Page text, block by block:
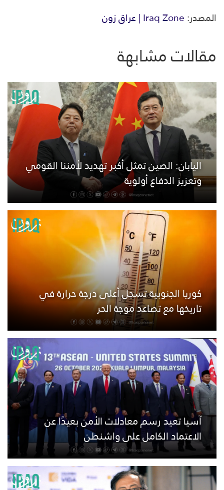
المصدر:Iraq Zone | عراق زون
مقالات مشابهة
اليابان: الصين تمثل أكبر تهديد لأمننا القومي
وتعزيز الدفاع أولوية
كوريا الجنوبية تسجل أعلى درجة حرارة في
تاريخها مع تصاعد موجة الحر
آسيا تعيد رسم معادلات الأمن بعيدًا عن
الاعتماد الكامل على واشنطن